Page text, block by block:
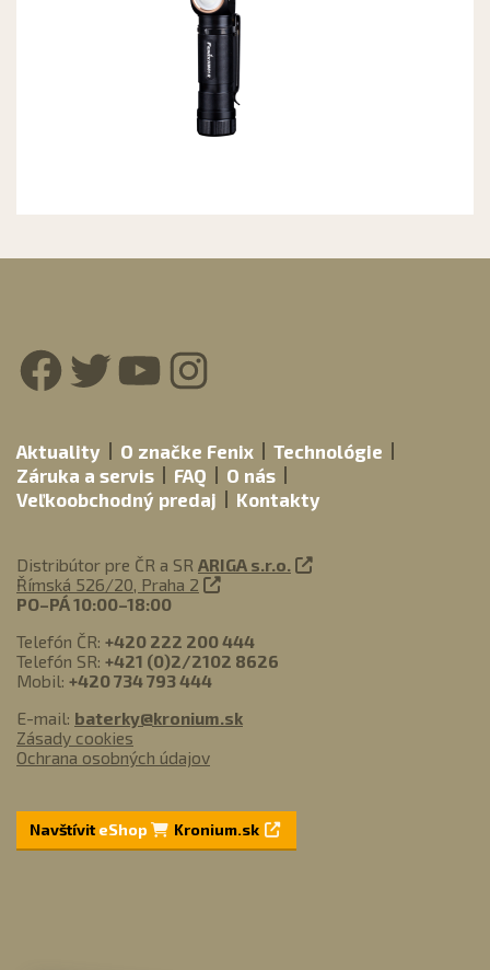
Facebook
Twitter
YouTube
Aktuality O značke Fenix
Technológie
Záruka a servis
FAQ
O nás
Veľkoobchodný predaj
Kontakty
Distribútor pre ČR a SR ARIGA s.r.o.
Římská 526/20, Praha 2
PO–PÁ 10:00–18:00
Telefón ČR: +420 222 200 444
Telefón SR: +421 (0)2/2102 8626
Mobil: +420 734 793 444
E-mail: baterky@kronium.sk
Zásady cookies
Ochrana osobných údajov
NavštíviteShop Kronium.sk